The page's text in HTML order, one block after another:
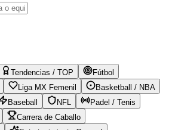
Tendencias / TOP
Fútbol
Liga MX Femenil
Basketball / NBA
Baseball NFL
Padel / Tenis
Carrera de Caballo